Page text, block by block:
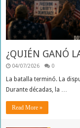
¿QUIÉN GANÓ
04/07/2026 0
La batalla terminó. La
Durante décadas, la …
Read More »